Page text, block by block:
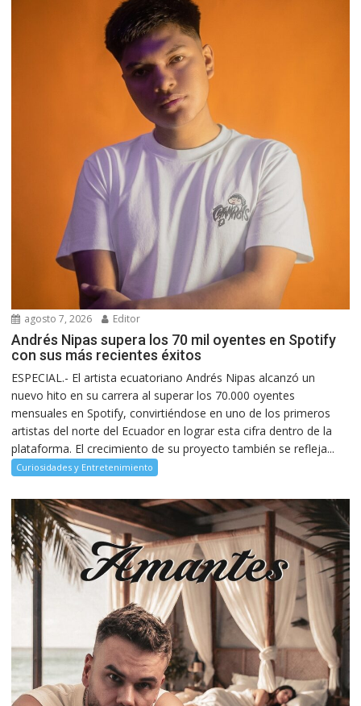
agosto 7, 2026 Editor
Andrés Nipas supera los 70 mil oyentes en Spotify
con sus más recientes éxitos
ESPECIAL.- El artista ecuatoriano Andrés Nipas alcanzó un
nuevo hito en su carrera al superar los 70.000 oyentes
mensuales en Spotify, convirtiéndose en uno de los primeros
artistas del norte del Ecuador en lograr esta cifra dentro de la
plataforma. El crecimiento de su proyecto también se refleja...
Curiosidades y Entretenimiento